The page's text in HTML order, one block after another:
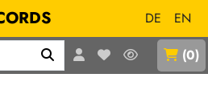
DE
EN
(0)